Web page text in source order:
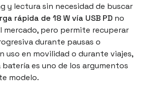
y lectura sin necesidad de buscar
rápida de 18 W vía USB PD no
mercado, pero permite recuperar
durante pausas o
uso en movilidad o durante viajes,
es uno de los argumentos
modelo.